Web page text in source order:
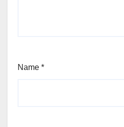
Name *